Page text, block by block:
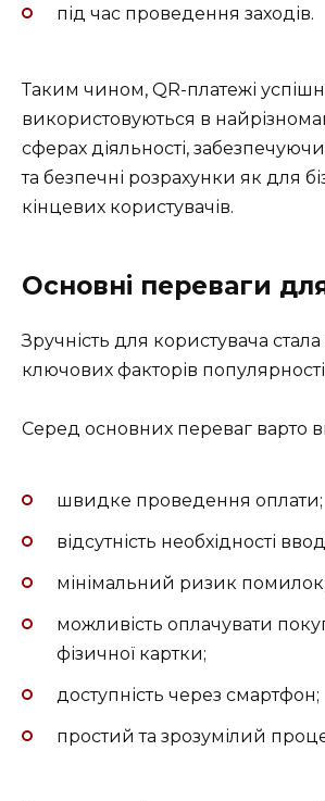
під час проведення заходів.
Таким чином, QR-платежі
використовуються в
сферах діяльності,
та безпечні розрахунки як для
кінцевих користувачів.
Основні переваги
Зручність для користувача
ключових факторів
Серед основних переваг варто
швидке проведення оплати;
відсутність необхідності
мінімальний ризик помилок;
можливість оплачувати
фізичної картки;
доступність через смартфон;
простий та зрозумілий